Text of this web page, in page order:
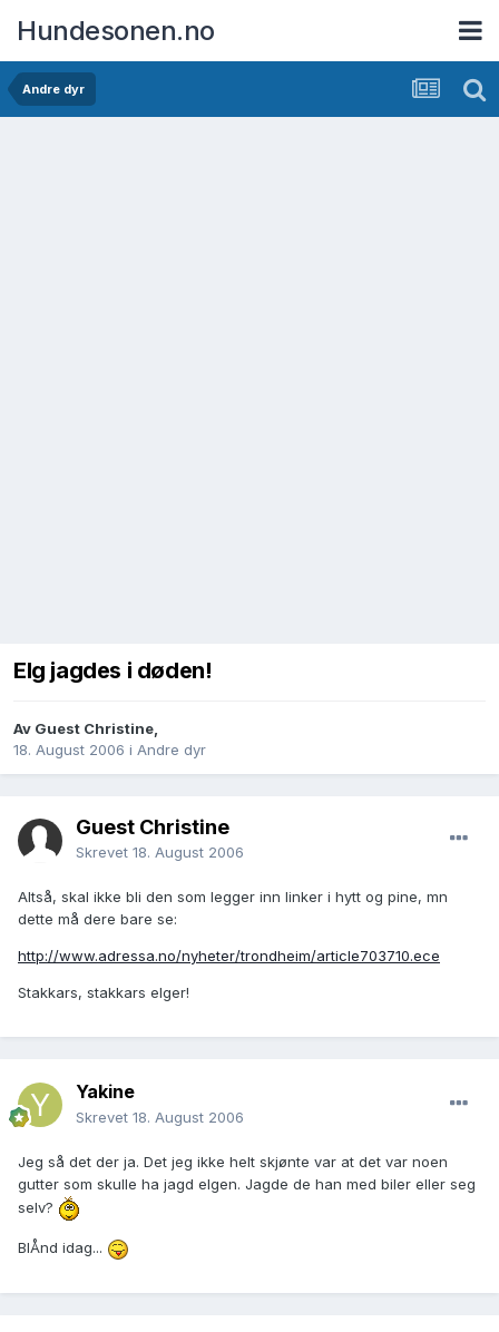
Hundesonen.no
Andre dyr
Elg jagdes i døden!
Av Guest Christine,
18. August 2006 i Andre dyr
Guest Christine
Skrevet 18. August 2006
Altså, skal ikke bli den som legger inn linker i hytt og pine, mn
dette må dere bare se:
http://www.adressa.no/nyheter/trondheim/article703710.ece
Stakkars, stakkars elger!
Yakine
Skrevet 18. August 2006
Jeg så det der ja. Det jeg ikke helt skjønte var at det var noen
gutter som skulle ha jagd elgen. Jagde de han med biler eller seg
selv?
BlÅnd idag...